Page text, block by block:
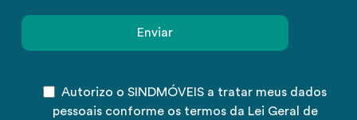
Autorizo o SINDMÓVEIS a tratar meus dados
pessoais conforme os termos da Lei Geral de